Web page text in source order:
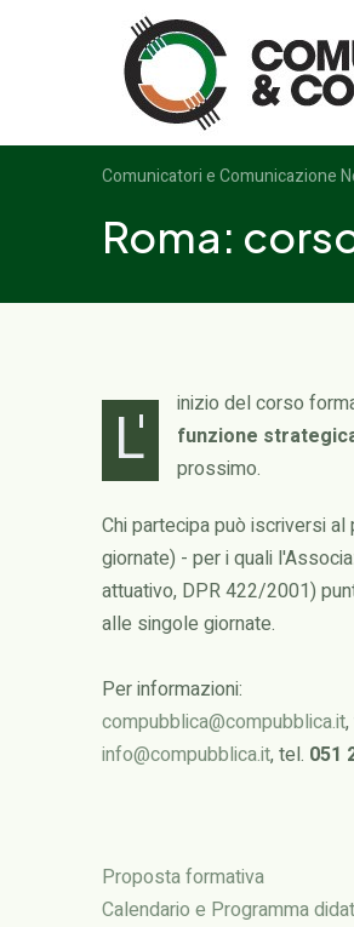
Logo
Comunicatori e Comunicazione
Roma:
L' inizio del corso
funzione
prossimo.
Chi partecipa può iscriversi
giornate) - per i quali
attuativo, DPR 422/2001)
alle singole giornate.
Per informazioni:
compubblica@compubblica.it
info@compubblica.it, tel. 051
Proposta formativa
Calendario e Programma